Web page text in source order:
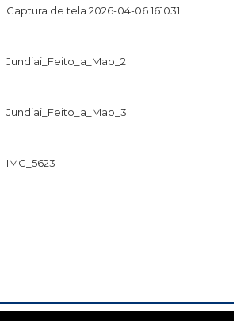
Captura de tela 2026-04-06 161031
Jundiai_Feito_a_Mao_2
Jundiai_Feito_a_Mao_3
IMG_5623